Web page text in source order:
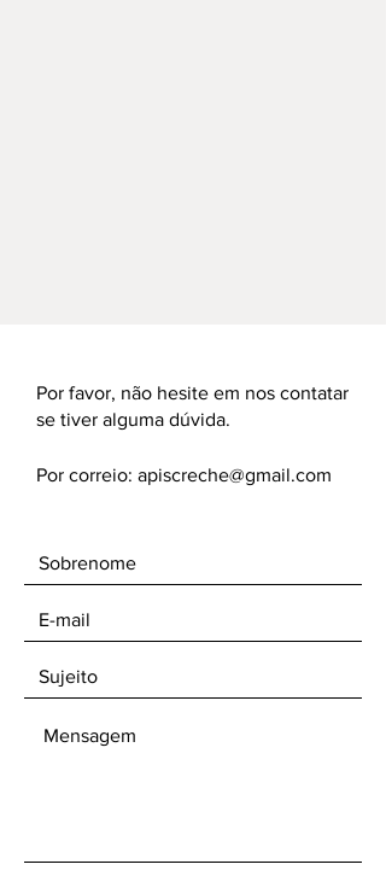
Por favor, não hesite em nos contatar
se tiver alguma dúvida.
Por correio: apiscreche@gmail.com